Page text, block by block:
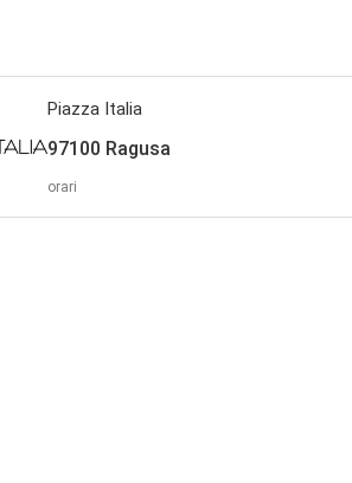
Piazza Italia
97100 Ragusa
orari